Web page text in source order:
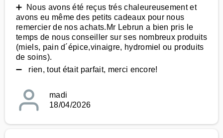
➕ Nous avons été reçus trés chaleureusement et
avons eu même des petits cadeaux pour nous
remercier de nos achats.Mr Lebrun a bien pris le
temps de nous conseiller sur ses nombreux produits
(miels, pain d´épice,vinaigre, hydromiel ou produits
de soins).
➖ rien, tout était parfait, merci encore!
madi
18/04/2026